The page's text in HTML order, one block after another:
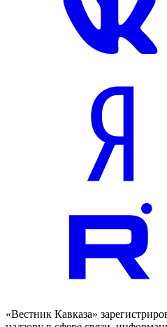
«Вестник Кавказа»